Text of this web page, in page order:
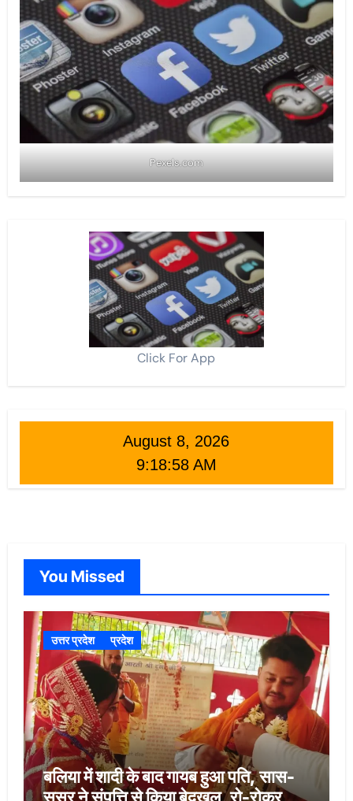
Pexels.com
Click For App
August 8, 2026
9:19:00 AM
You Missed
उत्तर प्रदेश प्रदेश
बलिया में शादी के बाद गायब हुआ पति, सास-